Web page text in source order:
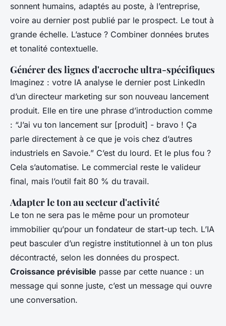
sonnent humains, adaptés au poste, à l’entreprise,
voire au dernier post publié par le prospect. Le tout à
grande échelle. L’astuce ? Combiner données brutes
et tonalité contextuelle.
Générer des lignes d'accroche ultra-spécifiques
Imaginez : votre IA analyse le dernier post LinkedIn
d’un directeur marketing sur son nouveau lancement
produit. Elle en tire une phrase d’introduction comme
: “J’ai vu ton lancement sur [produit] - bravo ! Ça
parle directement à ce que je vois chez d’autres
industriels en Savoie.” C’est du lourd. Et le plus fou ?
Cela s’automatise. Le commercial reste le valideur
final, mais l’outil fait 80 % du travail.
Adapter le ton au secteur d'activité
Le ton ne sera pas le même pour un promoteur
immobilier qu’pour un fondateur de start-up tech. L’IA
peut basculer d’un registre institutionnel à un ton plus
décontracté, selon les données du prospect.
Croissance prévisible passe par cette nuance : un
message qui sonne juste, c’est un message qui ouvre
une conversation.